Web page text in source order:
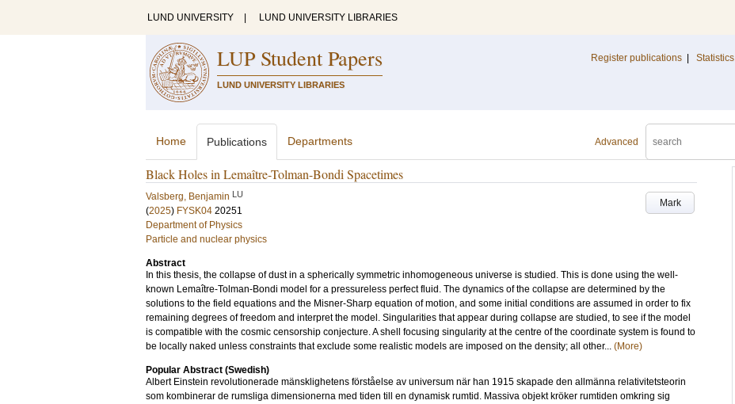
LUND UNIVERSITY LUND UNIVERSITY LIBRARIES
LUP Student Papers
LUND UNIVERSITY LIBRARIES
Register publications Statistics
Advanced
Home Publications Departments
Black Holes in Lemaître-Tolman-Bondi Spacetimes
Mark
Valsberg, Benjamin LU
(2025) FYSK04 20251
Department of Physics
Particle and nuclear physics
Abstract
In this thesis, the collapse of dust in a spherically symmetric inhomogeneous universe is studied. This is done using the well-
known Lemaître-Tolman-Bondi model for a pressureless perfect fluid. The dynamics of the collapse are determined by the
solutions to the field equations and the Misner-Sharp equation of motion, and some initial conditions are assumed in order to fix
remaining degrees of freedom and interpret the model. Singularities that appear during collapse are studied, to see if the model
is compatible with the cosmic censorship conjecture. A shell focusing singularity at the centre of the coordinate system is found to
be locally naked unless constraints that exclude some realistic models are imposed on the density; all other... (More)
Popular Abstract (Swedish)
Albert Einstein revolutionerade mänsklighetens förståelse av universum när han 1915 skapade den allmänna relativitetsteorin
som kombinerar de rumsliga dimensionerna med tiden till en dynamisk rumtid. Massiva objekt kröker rumtiden omkring sig